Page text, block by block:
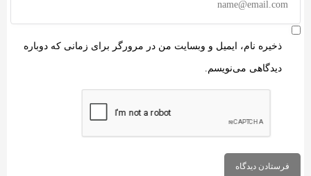
ذخیره نام، ایمیل و وبسایت من در مرورگر برای زمانی که دوباره
دیدگاهی می‌نویسم.